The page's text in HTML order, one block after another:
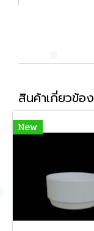
สินค้าเกี่ยวข้อง
New